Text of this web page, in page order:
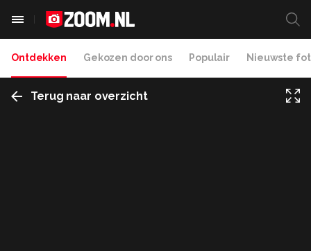
Ontdekken Gekozen door ons Populair Nieuwste
Terug naar overzicht